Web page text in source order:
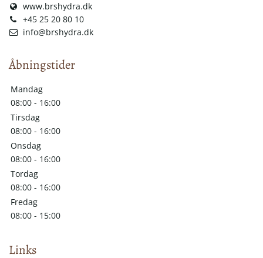
www.brshydra.dk
+45 25 20 80 10
info@brshydra.dk
Åbningstider
Mandag
08:00 - 16:00
Tirsdag
08:00 - 16:00
Onsdag
08:00 - 16:00
Tordag
08:00 - 16:00
Fredag
08:00 - 15:00
Links